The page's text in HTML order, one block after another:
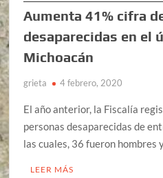
Aumenta 41% cifra
desaparecidas en el
Michoacán
grieta 4 febrero, 2020
El año anterior, la Fiscalía
personas desaparecidas de
las cuales, 36 fueron hombres
LEER MÁS